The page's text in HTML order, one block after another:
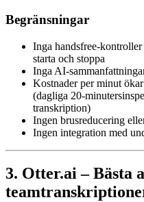
Begränsningar
Inga handsfree-
starta och stoppa
Inga AI-
Kostnader per minut
(dagliga 20-
transkription)
Ingen brusreducering
Ingen integration med
3. Otter.ai – Bästa